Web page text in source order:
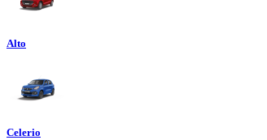
Alto
Celerio